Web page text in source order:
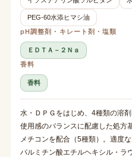
PEG-60水添ヒマシ油
pH調整剤・キレート剤・塩類
ＥＤＴＡ－２Ｎａ
香料
香料
水・ＤＰＧをはじめ、4種類の溶
使用感のバランスに配慮した処方
メチコンを配合（5種類）。適度
パルミチン酸エチルヘキシル・ラ